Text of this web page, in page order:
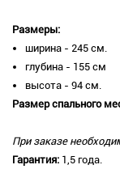
Размеры:
ширина - 245 см.
глубина - 155 см
высота - 94 см.
Размер спального
При заказе
Гарантия: 1,5 года.